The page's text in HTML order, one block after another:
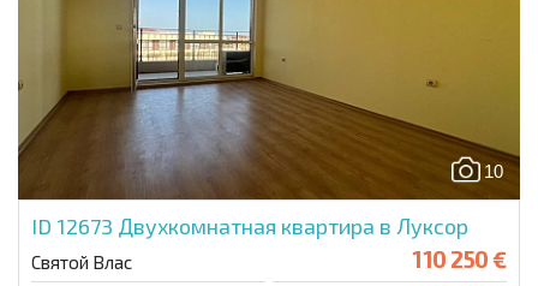
10
ID 12673 Двухкомнатная квартира в Луксор
Святой Влас 110 250 €